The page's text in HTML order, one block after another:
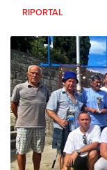
RIPORTAL